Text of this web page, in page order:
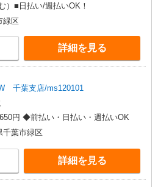
）■日払い/週払いOK！
緑区
詳細を見る
千葉支店/ms120101
時給1650円 ◆前払い・日払い・週払いOK
千葉市緑区
詳細を見る